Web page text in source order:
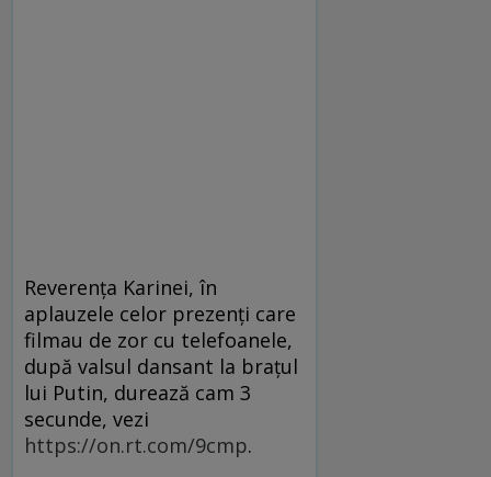
Reverența Karinei, în
aplauzele celor prezenți care
filmau de zor cu telefoanele,
după valsul dansant la brațul
lui Putin, durează cam 3
secunde, vezi
https://on.rt.com/9cmp.